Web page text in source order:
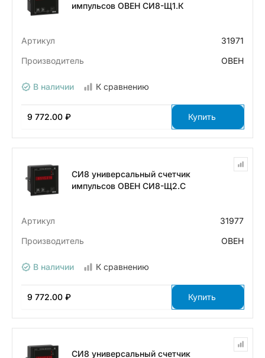
импульсов ОВЕН СИ8-Щ1.К
Артикул
31971
Производитель
ОВЕН
В наличии К сравнению
9 772.00 ₽ Купить
СИ8 универсальный счетчик
импульсов ОВЕН СИ8-Щ2.С
Артикул
31977
Производитель
ОВЕН
В наличии К сравнению
9 772.00 ₽ Купить
СИ8 универсальный счетчик